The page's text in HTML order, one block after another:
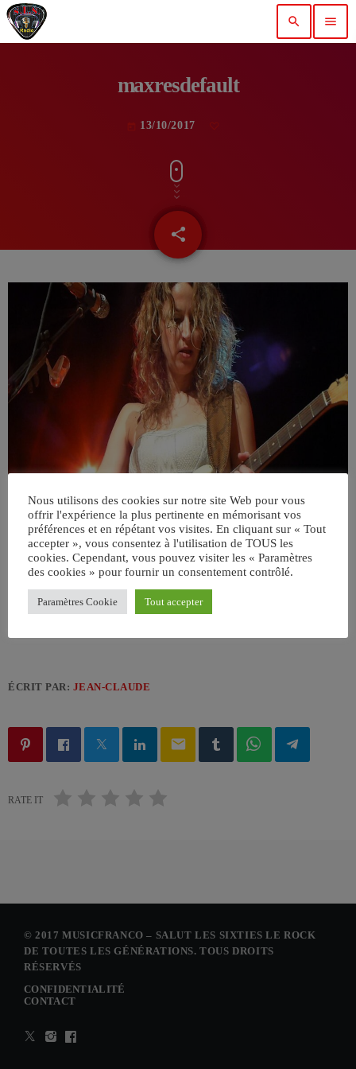
search menu
maxresdefault
13/10/2017
share
email
ÉCRIT PAR: JEAN-CLAUDE
email
RATE IT
© 2017 MUSICFRANCO – SALUT LES SIXTIES LE ROCK
DE TOUTES LES GÉNÉRATIONS. TOUS DROITS
RÉSERVÉS
CONFIDENTIALITÉ
CONTACT
Nous utilisons des cookies sur notre site Web pour vous
offrir l'expérience la plus pertinente en mémorisant vos
préférences et en répétant vos visites. En cliquant sur « Tout
accepter », vous consentez à l'utilisation de TOUS les
cookies. Cependant, vous pouvez visiter les « Paramètres
des cookies » pour fournir un consentement contrôlé.
Paramètres Cookie Tout accepter